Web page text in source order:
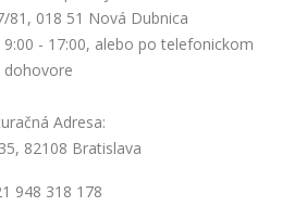
81, 018 51 Nová Dubnica
- 17:00, alebo po telefonickom
dohovore
Adresa:
82108 Bratislava
948 318 178